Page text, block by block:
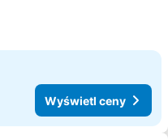
Wyświetl ceny